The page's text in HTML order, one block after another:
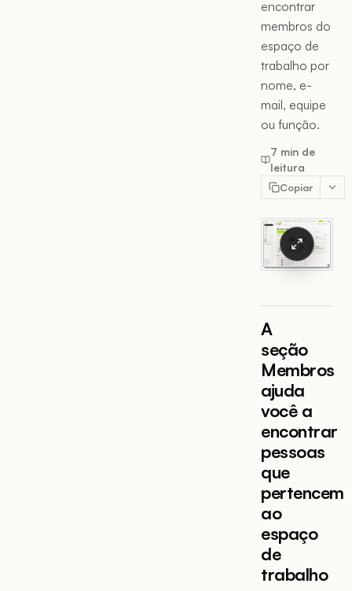
encontrar
membros do
espaço de
trabalho por
nome, e-
mail, equipe
ou função.
7 min de
leitura
Copiar
A
seção
Membros
ajuda
você a
encontrar
pessoas
que
pertencem
ao
espaço
de
trabalho